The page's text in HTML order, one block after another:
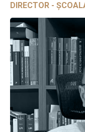
DIRECTOR -